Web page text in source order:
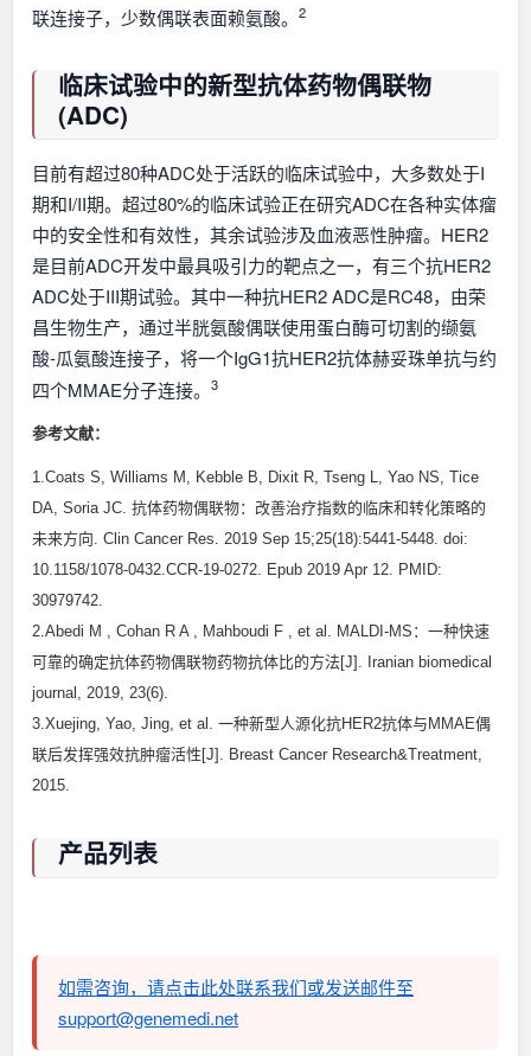
联连接子，少数偶联表面赖氨酸。
2
临床试验中的新型抗体药物偶联物
(ADC)
目前有超过80种ADC处于活跃的临床试验中，大多数处于I
期和I/II期。超过80%的临床试验正在研究ADC在各种实体瘤
中的安全性和有效性，其余试验涉及血液恶性肿瘤。HER2
是目前ADC开发中最具吸引力的靶点之一，有三个抗HER2
ADC处于III期试验。其中一种抗HER2 ADC是RC48，由荣
昌生物生产，通过半胱氨酸偶联使用蛋白酶可切割的缬氨
酸-瓜氨酸连接子，将一个IgG1抗HER2抗体赫妥珠单抗与约
四个MMAE分子连接。
3
参考文献：
1.Coats S, Williams M, Kebble B, Dixit R, Tseng L, Yao NS, Tice
DA, Soria JC. 抗体药物偶联物：改善治疗指数的临床和转化策略的
未来方向. Clin Cancer Res. 2019 Sep 15;25(18):5441-5448. doi:
10.1158/1078-0432.CCR-19-0272. Epub 2019 Apr 12. PMID:
30979742.
2.Abedi M , Cohan R A , Mahboudi F , et al. MALDI-MS：一种快速
可靠的确定抗体药物偶联物药物抗体比的方法[J]. Iranian biomedical
journal, 2019, 23(6).
3.Xuejing, Yao, Jing, et al. 一种新型人源化抗HER2抗体与MMAE偶
联后发挥强效抗肿瘤活性[J]. Breast Cancer Research&Treatment,
2015.
产品列表
如需咨询，请点击此处联系我们或发送邮件至
support@genemedi.net